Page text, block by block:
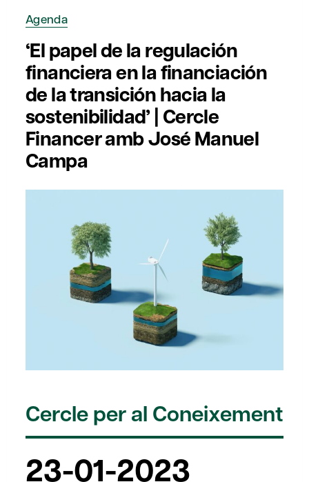
Agenda
‘El papel de la regulación
financiera en la financiación
de la transición hacia la
sostenibilidad’ | Cercle
Financer amb José Manuel
Campa
Cercle per al Coneixement
23-01-2023